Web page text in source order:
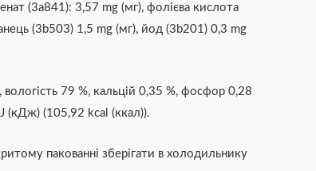
(3а841): 3,57 mg (мг), фолієва кислота
(3b503) 1,5 mg (мг), йод (3b201) 0,3 mg
79 %, кальцій 0,35 %, фосфор 0,28
(кДж) (105,92 kcal (ккал)).
пакованні зберігати в холодильнику